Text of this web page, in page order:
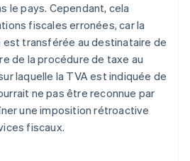
le pays. Cependant, cela
fiscales erronées, car la
transférée au destinataire de
de la procédure de taxe au
laquelle la TVA est indiquée de
ne pas être reconnue par
une imposition rétroactive
fiscaux.